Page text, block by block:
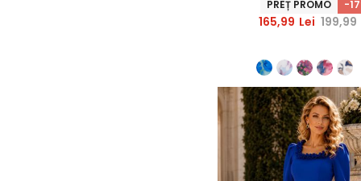
PREȚ PROMO -
165,99 Lei 199,99